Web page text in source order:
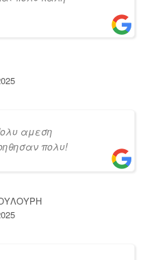
αμεση
πολυ!